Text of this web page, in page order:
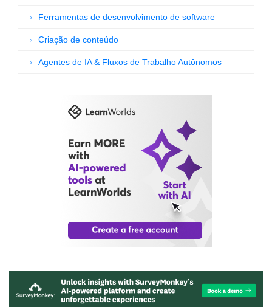
Ferramentas de desenvolvimento de software
Criação de conteúdo
Agentes de IA & Fluxos de Trabalho Autônomos